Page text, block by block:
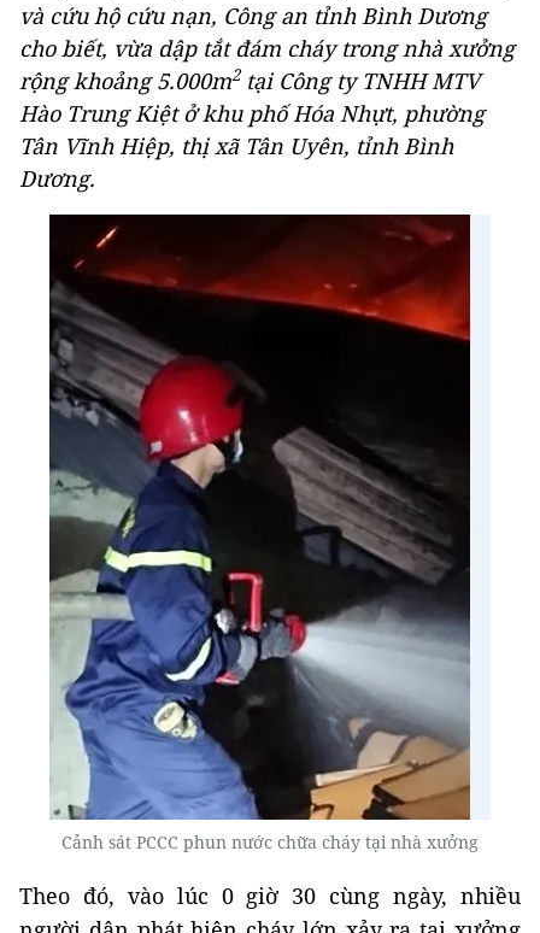
và cứu hộ cứu nạn, Công an tỉnh Bình Dương
cho biết, vừa dập tắt đám cháy trong nhà xưởng
rộng khoảng 5.000m2 tại Công ty TNHH MTV
Hào Trung Kiệt ở khu phố Hóa Nhựt, phường
Tân Vĩnh Hiệp, thị xã Tân Uyên, tỉnh Bình
Dương.
Cảnh sát PCCC phun nước chữa cháy tại nhà xưởng
Theo đó, vào lúc 0 giờ 30 cùng ngày, nhiều